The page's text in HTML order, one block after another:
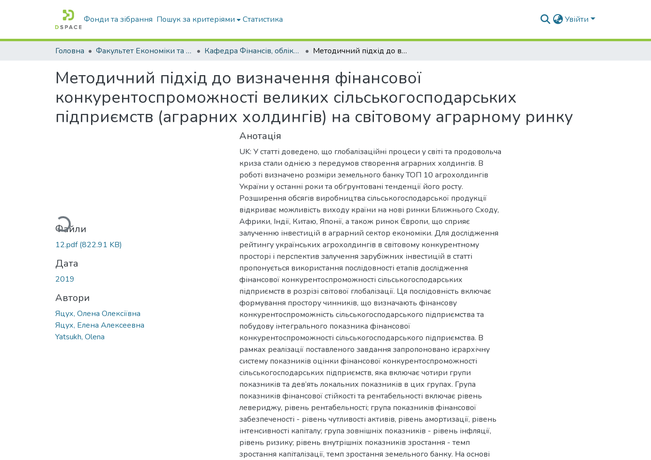
Фонди та зібрання Пошук за критеріями Статистика Увійти
Головна Факультет Економіки та бізнесу Кафедра Фінансів, обліку і оподаткування Методичний підхід до визначення фінансової конкурентоспроможності великих сільськогосподарських підприємств (аграрних холдингів) на світовому аграрному ринку
Методичний підхід до визначення фінансової
конкурентоспроможності великих сільськогосподарських
підприємств (аграрних холдингів) на світовому аграрному ринку
Вантажиться...
Файли
12.pdf(822.91 KB)
Дата
2019
Автори
Яцух, Олена Олексіївна
Яцух, Елена Алексеевна
Yatsukh, Olena
Анотація
UK: У статті доведено, що глобалізаційні процеси у світі та продовольча
криза стали однією з передумов створення аграрних холдингів. В
роботі визначено розміри земельного банку ТОП 10 агрохолдингів
України у останні роки та обґрунтовані тенденції його росту.
Розширення обсягів виробництва сільськогосподарської продукції
відкриває можливість виходу країни на нові ринки Ближнього Сходу,
Африки, Індії, Китаю, Японії, а також ринок Європи, що сприяє
залученню інвестицій в аграрний сектор економіки. Для дослідження
рейтингу українських агрохолдингів в світовому конкурентному
просторі і перспектив залучення зарубіжних інвестицій в статті
пропонується використання послідовності етапів дослідження
фінансової конкурентоспроможності сільськогосподарських
підприємств в розрізі світової глобалізації. Ця послідовність включає
формування простору чинників, що визначають фінансову
конкурентоспроможність сільськогосподарського підприємства та
побудову інтегрального показника фінансової
конкурентоспроможності сільськогосподарського підприємства. В
рамках реалізації поставленого завдання запропоновано ієрархічну
систему показників оцінки фінансової конкурентоспроможності
сільськогосподарських підприємств, яка включає чотири групи
показників та дев’ять локальних показників в цих групах. Група
показників фінансової стійкості та рентабельності включає рівень
левериджу, рівень рентабельності; група показників фінансової
забезпеченості - рівень чутливості активів, рівень амортизації, рівень
інтенсивності капіталу; група зовнішніх показників - рівень інфляції,
рівень ризику; рівень внутрішніх показників зростання - темп
зростання капіталізації, темп зростання земельного банку. На основі